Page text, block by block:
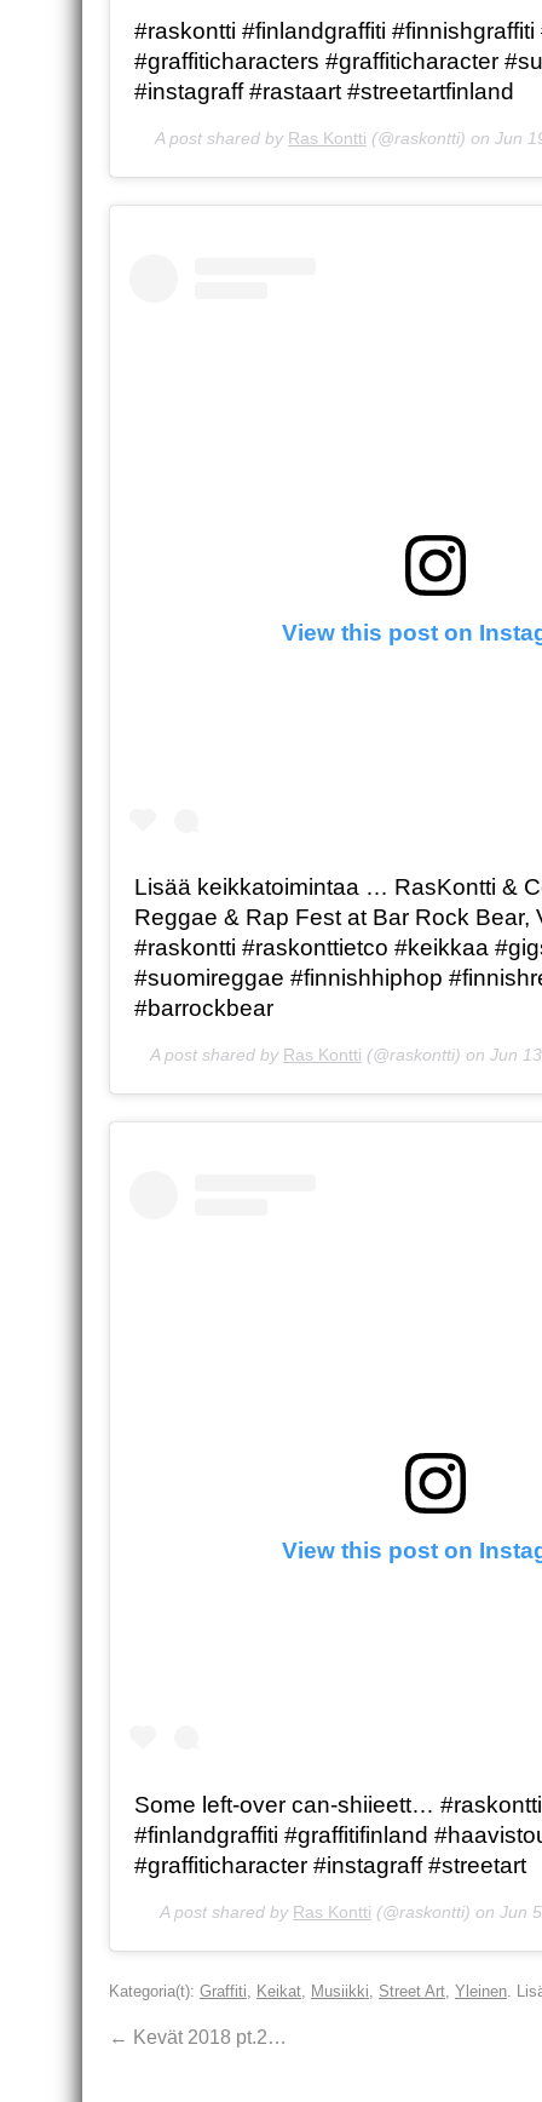
#raskontti #finlandgraffiti #finnishgraffiti
#graffiticharacters #graffiticharacter
#instagraff #rastaart #streetartfinland
A post shared by Ras Kontti (@raskontti) on Jun
View this post on
Lisää keikkatoimintaa … RasKontti &
Reggae & Rap Fest at Bar Rock Bear,
#raskontti #raskonttietco #keikkaa
#suomireggae #finnishhiphop
#barrockbear
A post shared by Ras Kontti (@raskontti) on Jun
View this post on
Some left-over can-shiieett…
#finlandgraffiti #graffitifinland
#graffiticharacter #instagraff #streetart
A post shared by Ras Kontti (@raskontti) on Jun
Kategoria(t): Graffiti Keikat Musiikki Street Art Yleinen .
← Kevät 2018 pt.2…